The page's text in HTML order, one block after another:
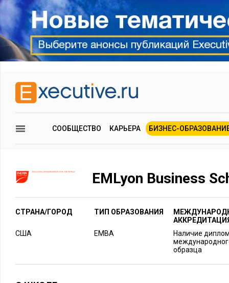
СООБЩЕСТВО КАРЬЕРА БИЗНЕС-
EMLyon Business
СТРАНА/ГОРОД ТИП ОБРАЗОВАНИЯ
США
EMBA
Наличие
образца